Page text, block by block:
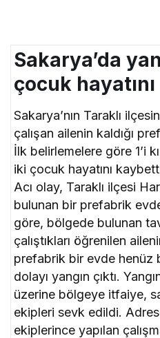
Sakarya’da
çocuk
Sakarya’nın Taraklı
çalışan ailenin kaldığı
İlk belirlemelere göre 1’i
iki çocuk hayatını
Acı olay, Taraklı ilçesi
bulunan bir prefabrik
göre, bölgede bulunan
çalıştıkları öğrenilen
prefabrik bir evde henüz
dolayı yangın çıktı.
üzerine bölgeye itfaiye,
ekipleri sevk edildi.
ekiplerince yapılan